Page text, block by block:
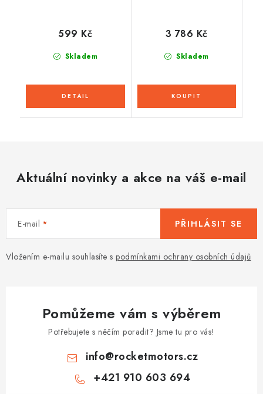
Skladem
599 Kč
Skladem
3 786 Kč
Aktuální novinky a akce na váš e-mail
E-mail
Vložením e-mailu souhlasíte s podmínkami ochrany osobních údajů
PŘIHLÁSIT SE
Pomůžeme vám s výběrem
Potřebujete s něčím poradit? Jsme tu pro vás!
info@rocketmotors.cz
+421 910 603 694